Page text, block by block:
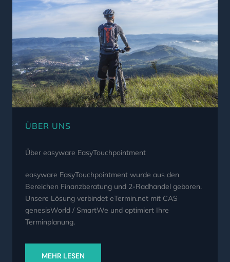
ÜBER UNS
Über easyware EasyTouchpointment
easyware EasyTouchpointment wurde aus den
Bereichen Finanzberatung und 2-Radhandel geboren.
Unsere Lösung verbindet eTermin.net mit CAS
genesisWorld / SmartWe und optimiert Ihre
Terminplanung.
MEHR LESEN